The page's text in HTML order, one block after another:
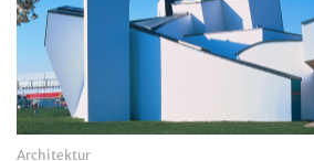
Architektur